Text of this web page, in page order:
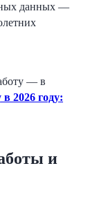
данных —
— в
2026 году:
и